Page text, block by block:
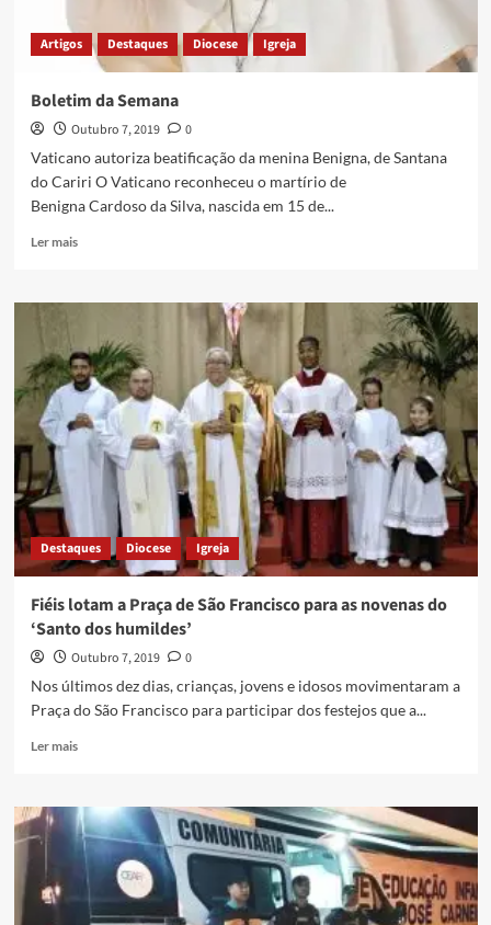
Artigos Destaques Diocese Igreja
Boletim da Semana
Outubro 7, 2019
0
Vaticano autoriza beatificação da menina Benigna, de Santana
do Cariri O Vaticano reconheceu o martírio de
Benigna Cardoso da Silva, nascida em 15 de...
Ler mais
Destaques Diocese Igreja
Fiéis lotam a Praça de São Francisco para as novenas do
‘Santo dos humildes’
Outubro 7, 2019
0
Nos últimos dez dias, crianças, jovens e idosos movimentaram a
Praça do São Francisco para participar dos festejos que a...
Ler mais